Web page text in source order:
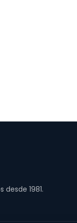
1981.